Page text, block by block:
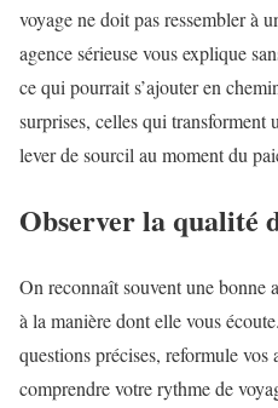
voyage ne doit pas ressembler à
agence sérieuse vous explique
ce qui pourrait s’ajouter en
surprises, celles qui transforment
lever de sourcil au moment du
Observer la qualité
On reconnaît souvent une bonne
à la manière dont elle vous
questions précises, reformule vos
comprendre votre rythme de